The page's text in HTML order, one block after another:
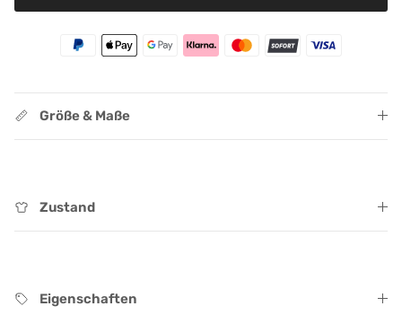
Größe & Maße
Zustand
Eigenschaften